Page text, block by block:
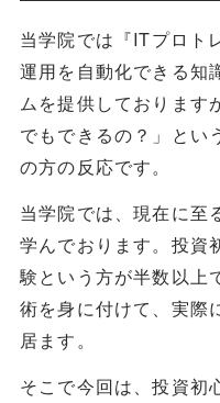
当学院では『ITプロト
運用を自動化できる知
ムを提供しております
でもできるの？」とい
の方の反応です。
当学院では、現在に至
学んでおります。投資
験という方が半数以上
術を身に付けて、実際
居ます。
そこで今回は、投資初